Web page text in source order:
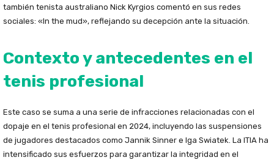
también tenista australiano Nick Kyrgios comentó en sus redes
sociales: «In the mud», reflejando su decepción ante la situación.
Contexto y antecedentes en el
tenis profesional
Este caso se suma a una serie de infracciones relacionadas con el
dopaje en el tenis profesional en 2024, incluyendo las suspensiones
de jugadores destacados como Jannik Sinner e Iga Swiatek. La ITIA ha
intensificado sus esfuerzos para garantizar la integridad en el